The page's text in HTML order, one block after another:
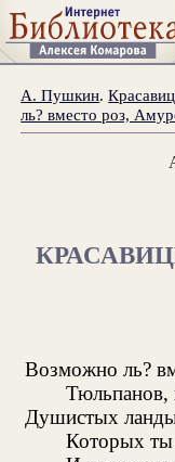
А. Пушкин.
ль? вместо роз,
Возможно ль?
Тюльпанов,
Душистых
Которых ты